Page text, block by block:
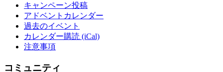
キャンペーン投稿
アドベントカレンダー
過去のイベント
カレンダー購読 (iCal)
注意事項
コミュニティ